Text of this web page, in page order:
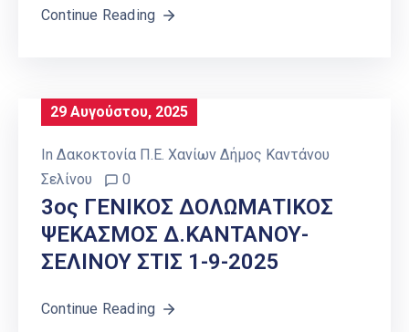
Continue Reading
29 Αυγούστου, 2025
In Δακοκτονία Π.Ε. Χανίων Δήμος Καντάνου
Σελίνου
0
3ος ΓΕΝΙΚΟΣ ΔΟΛΩΜΑΤΙΚΟΣ
ΨΕΚΑΣΜΟΣ Δ.ΚΑΝΤΑΝΟΥ-
ΣΕΛΙΝΟΥ ΣΤΙΣ 1-9-2025
Continue Reading